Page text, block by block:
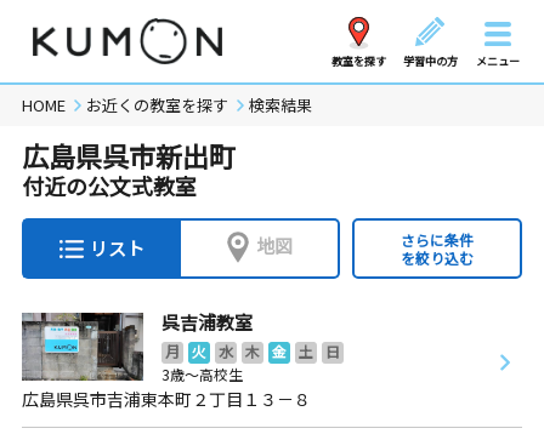
教室を探す 学習中の方 メニュー
HOME お近くの教室を探す 検索結果
広島県呉市新出町
付近の公文式教室
リスト 地図
さらに条件
を絞り込む
呉吉浦教室
月 火 水 木 金 土
日
3歳～高校生
広島県呉市吉浦東本町２丁目１３－８